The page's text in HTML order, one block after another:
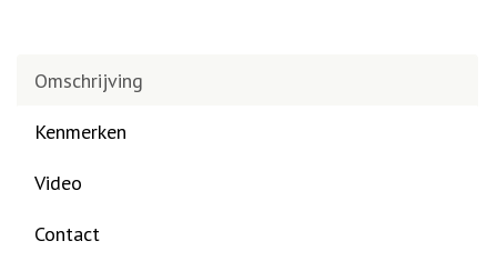
Omschrijving
Kenmerken
Video
Contact